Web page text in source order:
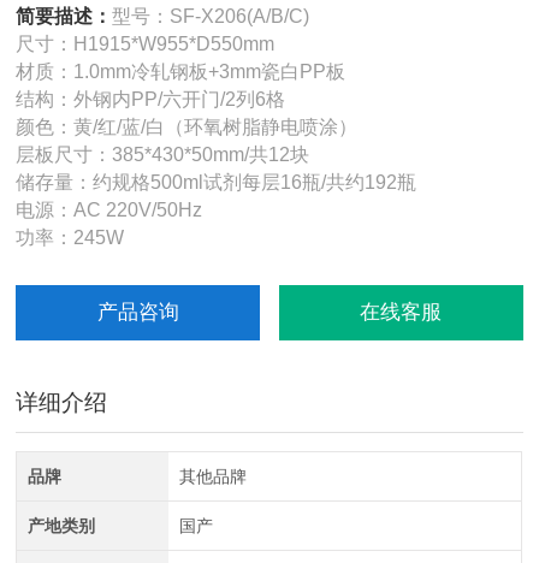
简要描述：型号：SF-X206(A/B/C)
尺寸：H1915*W955*D550mm
材质：1.0mm冷轧钢板+3mm瓷白PP板
结构：外钢内PP/六开门/2列6格
颜色：黄/红/蓝/白（环氧树脂静电喷涂）
层板尺寸：385*430*50mm/共12块
储存量：约规格500ml试剂每层16瓶/共约192瓶
电源：AC 220V/50Hz
功率：245W
产品咨询 在线客服
详细介绍
品牌 其他品牌
产地类别 国产